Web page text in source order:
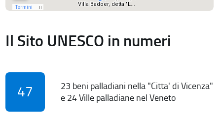
Il Sito UNESCO in numeri
47
23 beni palladiani nella "Citta' di Vicenza"
e 24 Ville palladiane nel Veneto